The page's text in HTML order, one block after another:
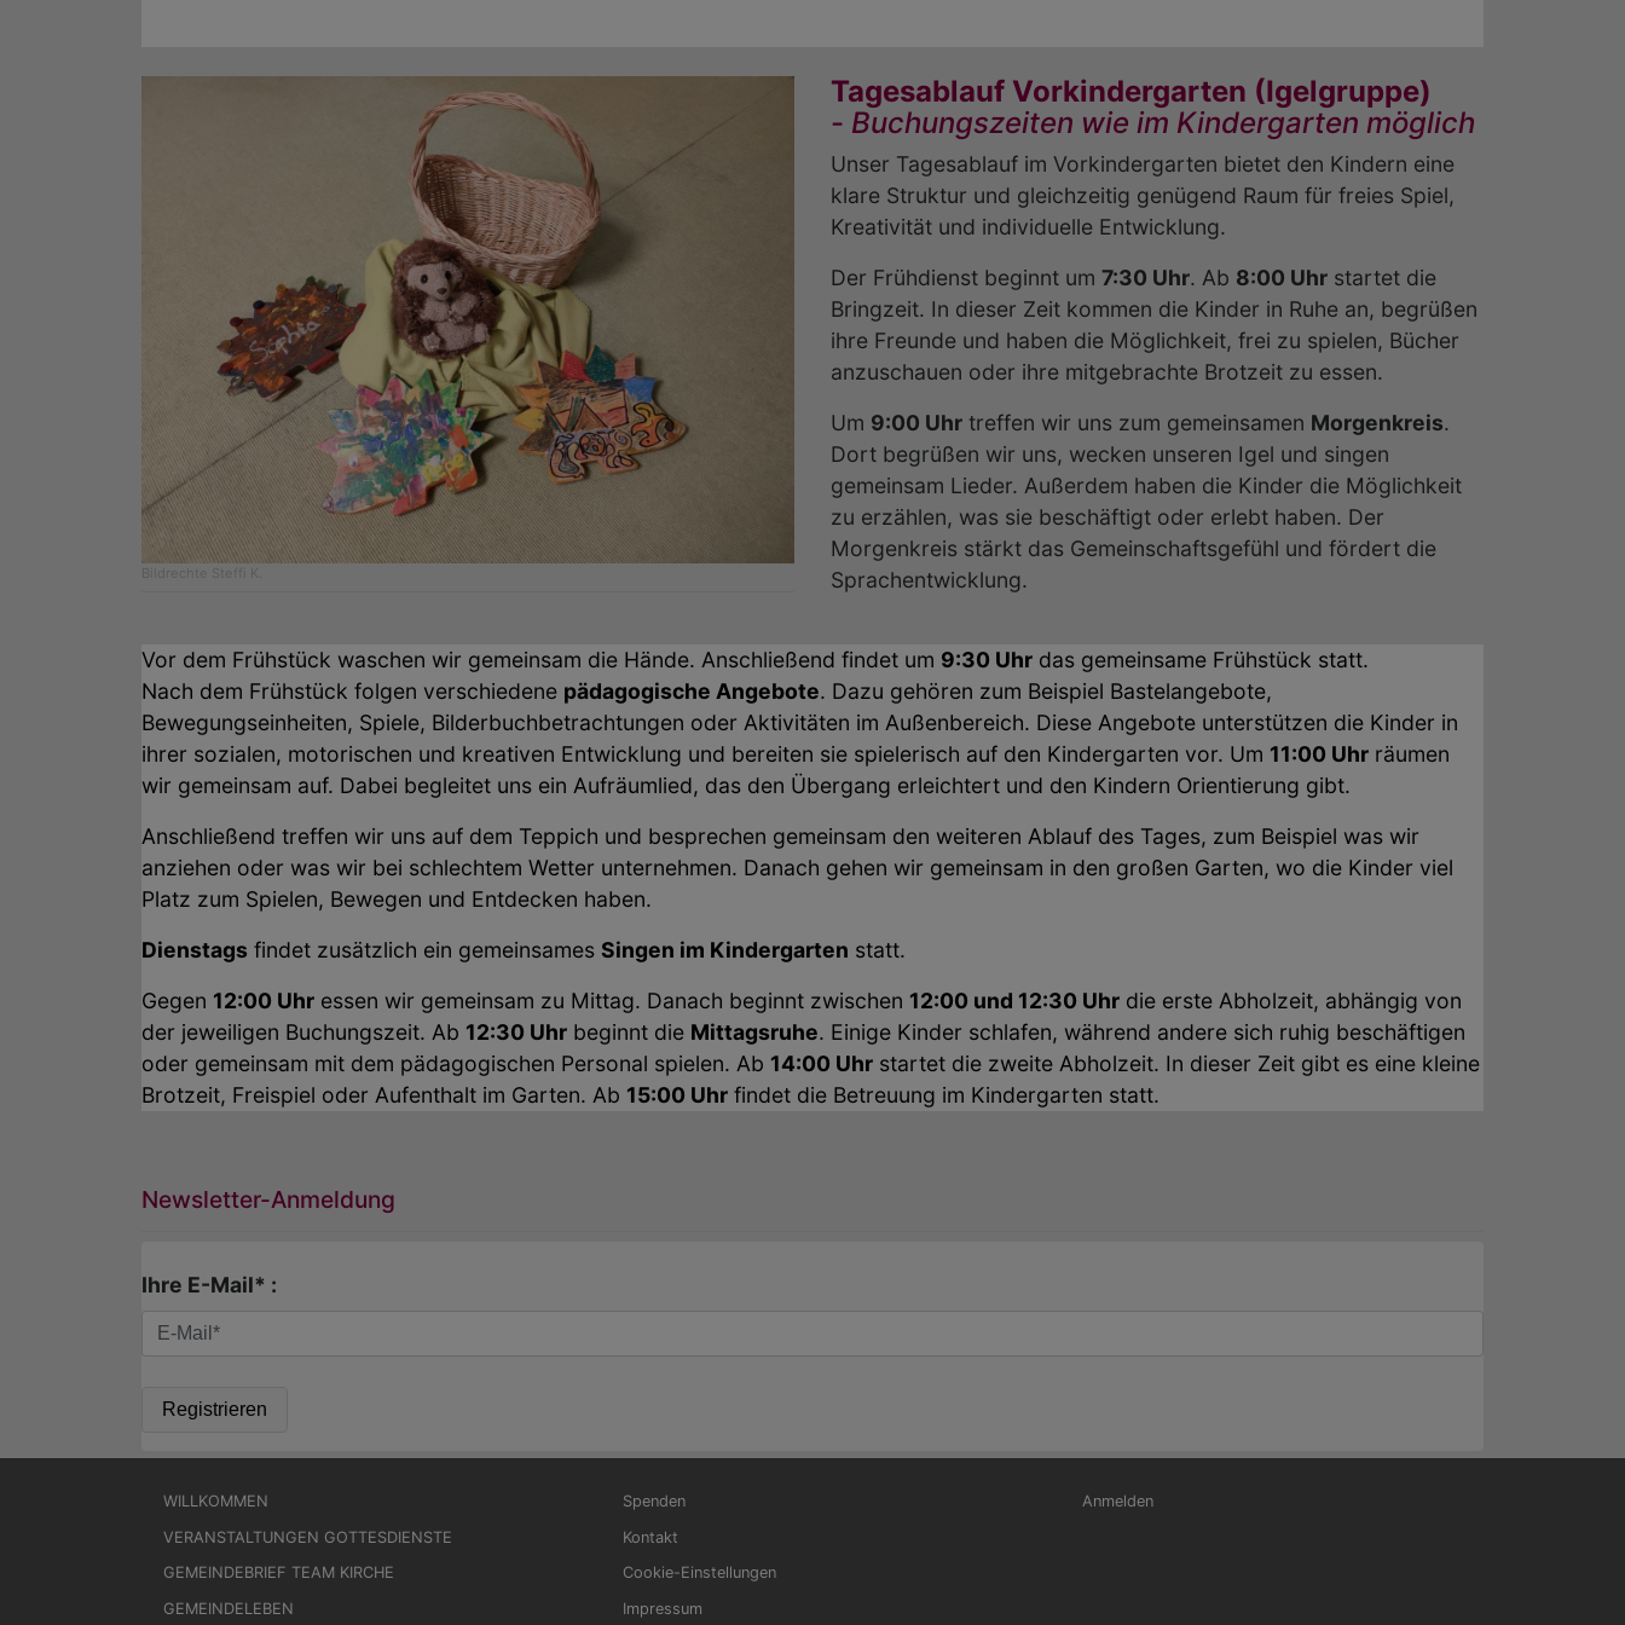
Tagesablauf Vorkindergarten (Igelgruppe)
- Buchungszeiten wie im Kindergarten möglich
Unser Tagesablauf im Vorkindergarten bietet den Kindern eine
klare Struktur und gleichzeitig genügend Raum für freies Spiel,
Kreativität und individuelle Entwicklung.
Der Frühdienst beginnt um 7:30 Uhr. Ab 8:00 Uhr startet die
Bringzeit. In dieser Zeit kommen die Kinder in Ruhe an, begrüßen
ihre Freunde und haben die Möglichkeit, frei zu spielen, Bücher
anzuschauen oder ihre mitgebrachte Brotzeit zu essen.
Um 9:00 Uhr treffen wir uns zum gemeinsamen Morgenkreis.
Dort begrüßen wir uns, wecken unseren Igel und singen
gemeinsam Lieder. Außerdem haben die Kinder die Möglichkeit
zu erzählen, was sie beschäftigt oder erlebt haben. Der
Morgenkreis stärkt das Gemeinschaftsgefühl und fördert die
Sprachentwicklung.
Vor dem Frühstück waschen wir gemeinsam die Hände. Anschließend findet um 9:30 Uhr das gemeinsame Frühstück statt.
Nach dem Frühstück folgen verschiedene pädagogische Angebote. Dazu gehören zum Beispiel Bastelangebote,
Bewegungseinheiten, Spiele, Bilderbuchbetrachtungen oder Aktivitäten im Außenbereich. Diese Angebote unterstützen die Kinder in
ihrer sozialen, motorischen und kreativen Entwicklung und bereiten sie spielerisch auf den Kindergarten vor. Um 11:00 Uhr räumen
wir gemeinsam auf. Dabei begleitet uns ein Aufräumlied, das den Übergang erleichtert und den Kindern Orientierung gibt.
Anschließend treffen wir uns auf dem Teppich und besprechen gemeinsam den weiteren Ablauf des Tages, zum Beispiel was wir
anziehen oder was wir bei schlechtem Wetter unternehmen. Danach gehen wir gemeinsam in den großen Garten, wo die Kinder viel
Platz zum Spielen, Bewegen und Entdecken haben.
Dienstags findet zusätzlich ein gemeinsames Singen im Kindergarten statt.
Gegen 12:00 Uhr essen wir gemeinsam zu Mittag. Danach beginnt zwischen 12:00 und 12:30 Uhr die erste Abholzeit, abhängig von
der jeweiligen Buchungszeit. Ab 12:30 Uhr beginnt die Mittagsruhe. Einige Kinder schlafen, während andere sich ruhig beschäftigen
oder gemeinsam mit dem pädagogischen Personal spielen. Ab 14:00 Uhr startet die zweite Abholzeit. In dieser Zeit gibt es eine kleine
Brotzeit, Freispiel oder Aufenthalt im Garten. Ab 15:00 Uhr findet die Betreuung im Kindergarten statt.
Newsletter-Anmeldung
Ihre E-Mail* :
Hauptnavigation
WILLKOMMEN
VERANSTALTUNGEN GOTTESDIENSTE
GEMEINDEBRIEF TEAM KIRCHE
GEMEINDELEBEN
Fußbereichsmenü
Spenden
Kontakt
Cookie-Einstellungen
Impressum
Benutzermenü
Anmelden